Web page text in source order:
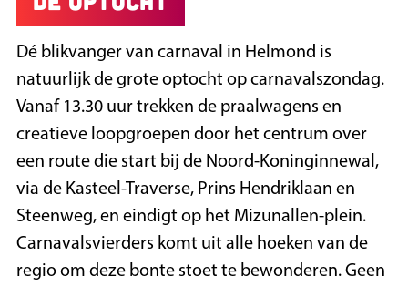
Dé blikvanger van carnaval in Helmond is
natuurlijk de grote optocht op carnavalszondag.
Vanaf 13.30 uur trekken de praalwagens en
creatieve loopgroepen door het centrum over
een route die start bij de Noord-Koninginnewal,
via de Kasteel-Traverse, Prins Hendriklaan en
Steenweg, en eindigt op het Mizunallen-plein.
Carnavalsvierders komt uit alle hoeken van de
regio om deze bonte stoet te bewonderen. Geen